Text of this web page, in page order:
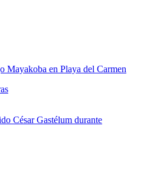
Mayakoba en Playa del Carmen
César Gastélum durante